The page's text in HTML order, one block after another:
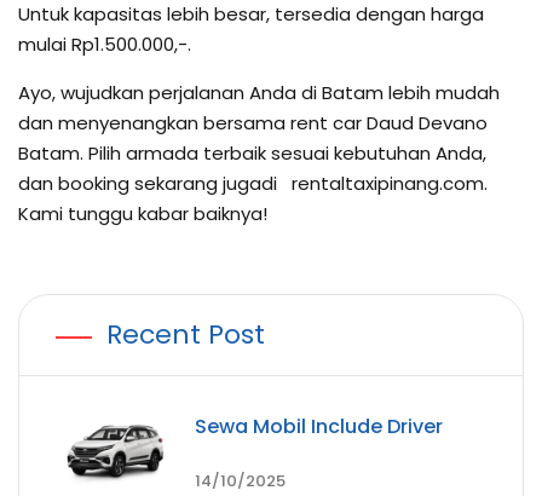
Untuk kapasitas lebih besar, tersedia dengan harga
mulai Rp1.500.000,-.
Ayo, wujudkan perjalanan Anda di Batam lebih mudah
dan menyenangkan bersama rent car Daud Devano
Batam. Pilih armada terbaik sesuai kebutuhan Anda,
dan booking sekarang jugadi rentaltaxipinang.com.
Kami tunggu kabar baiknya!
Recent Post
Sewa Mobil Include Driver
14/10/2025